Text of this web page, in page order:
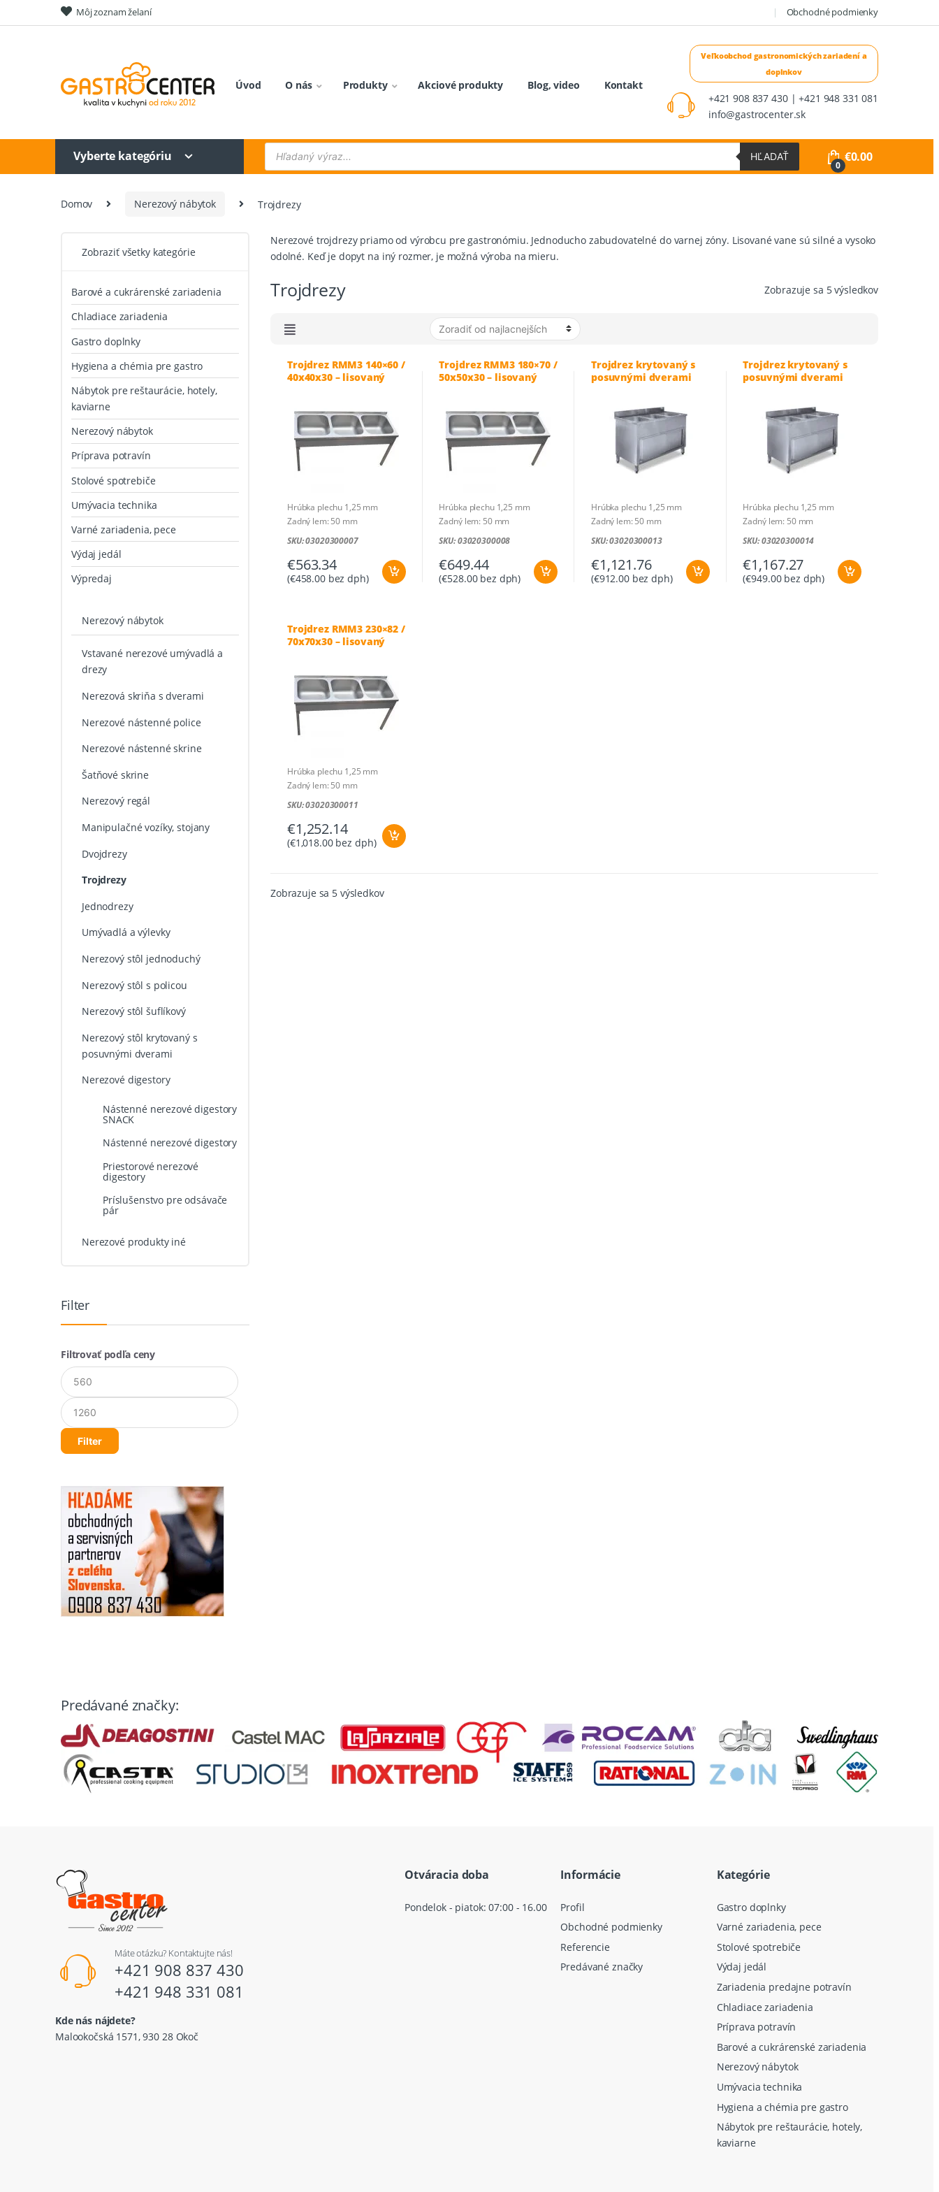
to
to
Môj zoznam želaní Obchodné podmienky
Úvod O nás Produkty Akciové produkty Blog, video
Kontakt
+421 908 837 430 | +421 948 331 081
info@gastrocenter.sk
Vyberte kategóriu
Products
search
HĽADAŤ
0
€0.00
Domov Nerezový nábytok Trojdrezy
Nerezové trojdrezy priamo od výrobcu pre gastronómiu. Jednoducho zabudovatelné do varnej zóny. Lisované vane sú silné a vysoko
odolné. Keď je dopyt na iný rozmer, je možná výroba na mieru.
Trojdrezy Zobrazuje sa 5 výsledkovZoradené
Trojdrez RMM3 140×60 /
40x40x30 – lisovaný
Hrúbka plechu 1,25 mm
Zadný lem: 50 mm
Rozmer: 1400 x 600 x 850 mm
mm
SKU: 03020300007
€563.34
(€458.00bez dph)
Trojdrez RMM3 180×70 /
50x50x30 – lisovaný
Hrúbka plechu 1,25 mm
Zadný lem: 50 mm
Rozmer: 1800 x 700 x 850 mm
mm
SKU: 03020300008
€649.44
(€528.00bez dph)
Trojdrez krytovaný s
posuvnými dverami
Hrúbka plechu 1,25 mm
Zadný lem: 50 mm
Rozmer: 1400 x 600 x 850 mm
mm
SKU: 03020300013
€1,121.76
(€912.00bez dph)
Trojdrez krytovaný s
posuvnými dverami
Hrúbka plechu 1,25 mm
Zadný lem: 50 mm
Rozmer: 1800 x 700 x 850 mm
mm
SKU: 03020300014
€1,167.27
(€949.00bez dph)
Trojdrez RMM3 230×82 /
70x70x30 – lisovaný
Hrúbka plechu 1,25 mm
Zadný lem: 50 mm
Rozmer: 2300 x 820 x 850 mm
mm
SKU: 03020300011
€1,252.14
(€1,018.00bez dph)
Zobrazuje sa 5 výsledkovZoradené
Zobraziť všetky kategórie
Barové a cukrárenské zariadenia
Chladiace zariadenia
Gastro doplnky
Hygiena a chémia pre gastro
Nábytok pre reštaurácie, hotely,
kaviarne
Nerezový nábytok
Príprava potravín
Stolové spotrebiče
Umývacia technika
Varné zariadenia, pece
Výdaj jedál
Výpredaj
Nerezový nábytok
Vstavané nerezové umývadlá a
drezy
Nerezová skriňa s dverami
Nerezové nástenné police
Nerezové nástenné skrine
Šatňové skrine
Nerezový regál
Manipulačné vozíky, stojany
Dvojdrezy
Trojdrezy
Jednodrezy
Umývadlá a výlevky
Nerezový stôl jednoduchý
Nerezový stôl s policou
Nerezový stôl šuflíkový
Nerezový stôl krytovaný s
posuvnými dverami
Nerezové digestory
Nástenné nerezové digestory
SNACK
Nástenné nerezové digestory
Priestorové nerezové
digestory
Príslušenstvo pre odsávače
pár
Nerezové produkty iné
Filter
Filtrovať podľa ceny
Minimálna
cena
Maximálna
cena
Filter
Predávané značky:
Máte otázku? Kontaktujte nás!
+421 908 837 430
+421 948 331 081
Kde nás nájdete?
Malookočská 1571, 930 28 Okoč
Otváracia doba
Pondelok - piatok: 07:00 - 16.00
Informácie
Profil
Obchodné podmienky
Referencie
Predávané značky
Kategórie
Gastro doplnky
Varné zariadenia, pece
Stolové spotrebiče
Výdaj jedál
Zariadenia predajne potravín
Chladiace zariadenia
Príprava potravín
Barové a cukrárenské zariadenia
Nerezový nábytok
Umývacia technika
Hygiena a chémia pre gastro
Nábytok pre reštaurácie, hotely,
kaviarne